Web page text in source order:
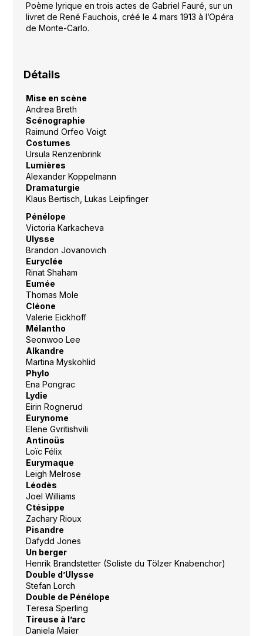
Poème lyrique en trois actes de Gabriel Fauré, sur un
livret de René Fauchois, créé le 4 mars 1913 à l’Opéra
de Monte-Carlo.
Détails
Mise en scène
Andrea Breth
Scénographie
Raimund Orfeo Voigt
Costumes
Ursula Renzenbrink
Lumières
Alexander Koppelmann
Dramaturgie
Klaus Bertisch, Lukas Leipfinger
Pénélope
Victoria Karkacheva
Ulysse
Brandon Jovanovich
Euryclée
Rinat Shaham
Eumée
Thomas Mole
Cléone
Valerie Eickhoff
Mélantho
Seonwoo Lee
Alkandre
Martina Myskohlid
Phylo
Ena Pongrac
Lydie
Eirin Rognerud
Eurynome
Elene Gvritishvili
Antinoüs
Loïc Félix
Eurymaque
Leigh Melrose
Léodès
Joel Williams
Ctésippe
Zachary Rioux
Pisandre
Dafydd Jones
Un berger
Henrik Brandstetter (Soliste du Tölzer Knabenchor)
Double d’Ulysse
Stefan Lorch
Double de Pénélope
Teresa Sperling
Tireuse à l’arc
Daniela Maier